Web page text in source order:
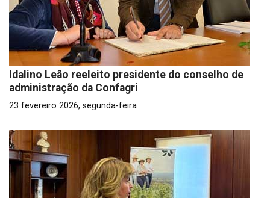
Idalino Leão reeleito presidente do conselho de
administração da Confagri
23 fevereiro 2026, segunda-feira